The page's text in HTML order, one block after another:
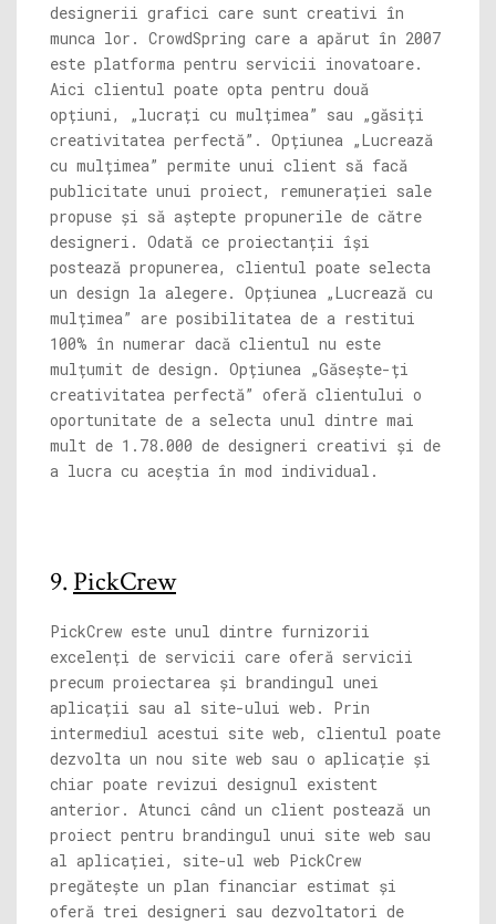
designerii grafici care sunt creativi în
munca lor. CrowdSpring care a apărut în 2007
este platforma pentru servicii inovatoare.
Aici clientul poate opta pentru două
opțiuni, „lucrați cu mulțimea” sau „găsiți
creativitatea perfectă”. Opțiunea „Lucrează
cu mulțimea” permite unui client să facă
publicitate unui proiect, remunerației sale
propuse și să aștepte propunerile de către
designeri. Odată ce proiectanții își
postează propunerea, clientul poate selecta
un design la alegere. Opțiunea „Lucrează cu
mulțimea” are posibilitatea de a restitui
100% în numerar dacă clientul nu este
mulțumit de design. Opțiunea „Găsește-ți
creativitatea perfectă” oferă clientului o
oportunitate de a selecta unul dintre mai
mult de 1.78.000 de designeri creativi și de
a lucra cu aceștia în mod individual.
9. PickCrew
PickCrew este unul dintre furnizorii
excelenți de servicii care oferă servicii
precum proiectarea și brandingul unei
aplicații sau al site-ului web. Prin
intermediul acestui site web, clientul poate
dezvolta un nou site web sau o aplicație și
chiar poate revizui designul existent
anterior. Atunci când un client postează un
proiect pentru brandingul unui site web sau
al aplicației, site-ul web PickCrew
pregătește un plan financiar estimat și
oferă trei designeri sau dezvoltatori de